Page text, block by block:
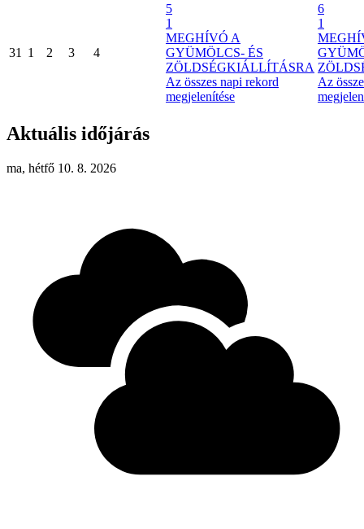
31 1 2 3 4
5
1
MEGHÍVÓ A
GYÜMÖLCS- ÉS
ZÖLDSÉGKIÁLLÍTÁSRA
Az összes napi rekord
megjelenítése
6
1
Az
Aktuális időjárás
ma, hétfő 10. 8. 2026